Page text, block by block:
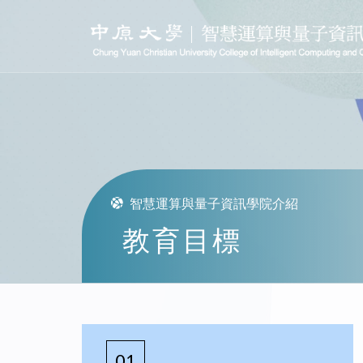
智慧運算與量子資訊學院介紹
教育目標